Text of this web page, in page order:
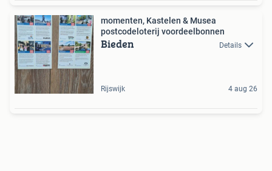
momenten, Kastelen & Musea
postcodeloterij voordeelbonnen
Bieden Details
Rijswijk 4 aug 26